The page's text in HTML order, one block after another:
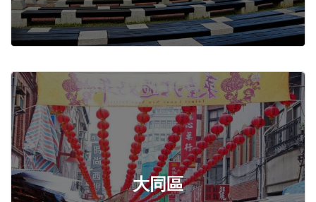
大同區